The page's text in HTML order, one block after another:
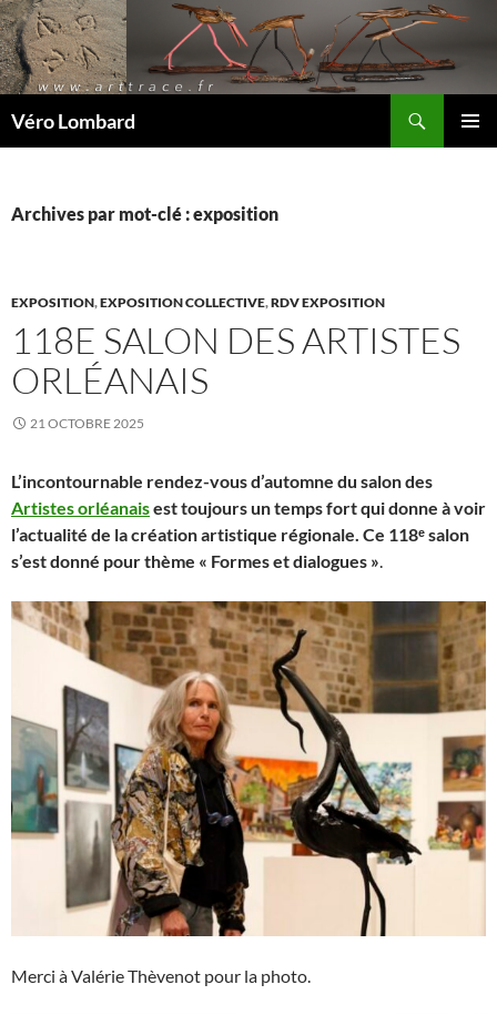
Véro Lombard
Archives par mot-clé : exposition
EXPOSITION,EXPOSITION COLLECTIVE,RDV EXPOSITION
118E SALON DES ARTISTES
ORLÉANAIS
21 OCTOBRE 2025
L’incontournable rendez-vous d’automne du salon des
Artistes orléanaisest toujours un temps fort qui donne à voir
l’actualité de la création artistique régionale. Ce 118ᵉ salon
s’est donné pour thème « Formes et dialogues ».
Merci à Valérie Thèvenot pour la photo.